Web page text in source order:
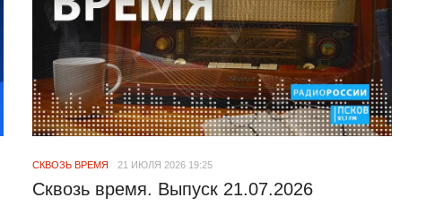
СКВОЗЬ ВРЕМЯ 21 ИЮЛЯ 2026 19:25
Сквозь время. Выпуск 21.07.2026